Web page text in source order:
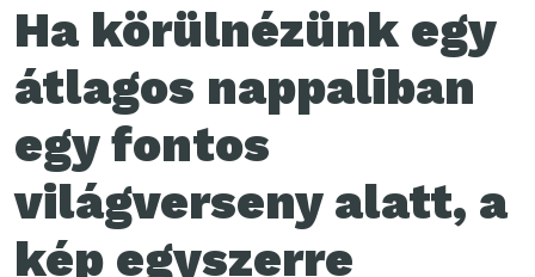
Ha körülnézünk egy
átlagos nappaliban
egy fontos
világverseny alatt, a
kép egyszerre